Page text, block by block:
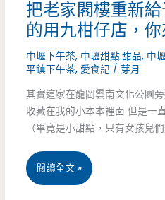
好
的
泰
式
奶
把老家閣樓重新
的用九柑仔店，
中壢下午茶, 中壢甜點.甜品, 中
平鎮下午茶, 愛食記 /芽月
其實這家在龍岡雲南文化公園
收藏在我的小本本裡面 但是一
（畢竟是小甜點，只有女孩兒
桃
閱讀全文 »